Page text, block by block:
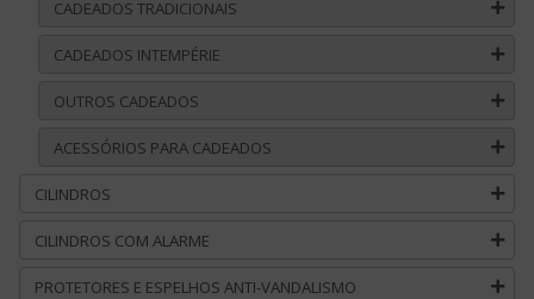
CADEADOS TRADICIONAIS
CADEADOS INTEMPÉRIE
OUTROS CADEADOS
ACESSÓRIOS PARA CADEADOS
CILINDROS
CILINDROS COM ALARME
PROTETORES E ESPELHOS ANTI-VANDALISMO